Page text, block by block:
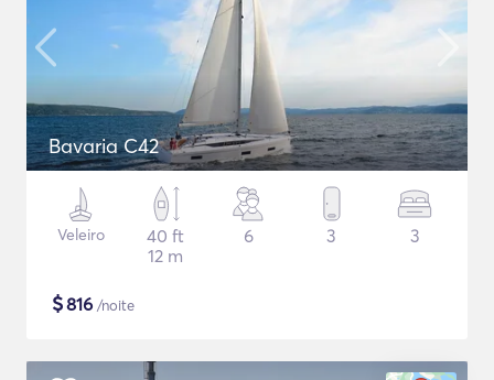
Bavaria C42
Veleiro
40 ft
12 m
6 3 3
$816 /noite